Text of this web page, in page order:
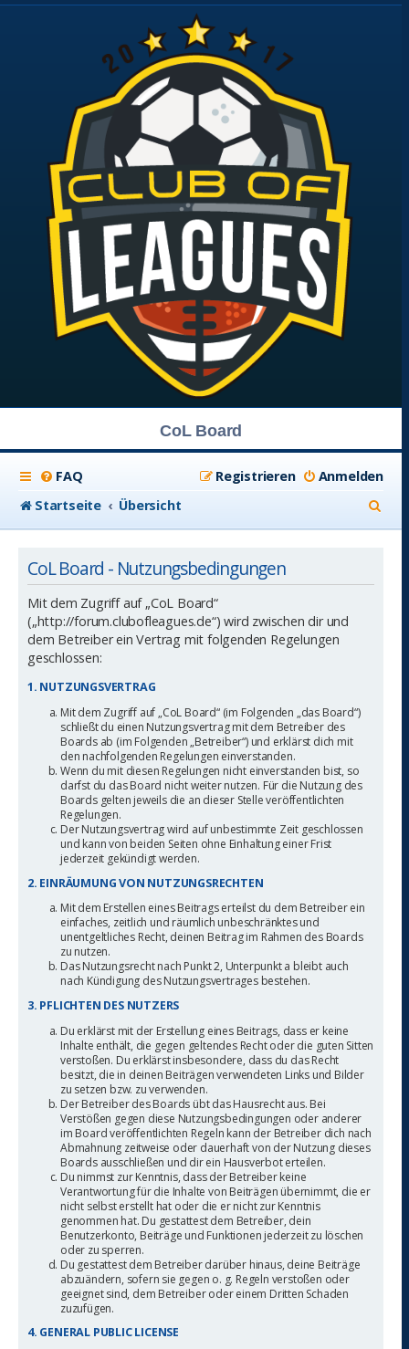
CoL Board
FAQ Anmelden
Registrieren
Startseite
Übersicht
u
CoL Board - Nutzungsbedingungen
Mit dem Zugriff auf „CoL Board“
(„http://forum.clubofleagues.de“) wird zwischen dir und
dem Betreiber ein Vertrag mit folgenden Regelungen
geschlossen:
1. NUTZUNGSVERTRAG
Mit dem Zugriff auf „CoL Board“ (im Folgenden „das Board“)
schließt du einen Nutzungsvertrag mit dem Betreiber des
Boards ab (im Folgenden „Betreiber“) und erklärst dich mit
den nachfolgenden Regelungen einverstanden.
Wenn du mit diesen Regelungen nicht einverstanden bist, so
darfst du das Board nicht weiter nutzen. Für die Nutzung des
Boards gelten jeweils die an dieser Stelle veröffentlichten
Regelungen.
Der Nutzungsvertrag wird auf unbestimmte Zeit geschlossen
und kann von beiden Seiten ohne Einhaltung einer Frist
jederzeit gekündigt werden.
2. EINRÄUMUNG VON NUTZUNGSRECHTEN
Mit dem Erstellen eines Beitrags erteilst du dem Betreiber ein
einfaches, zeitlich und räumlich unbeschränktes und
unentgeltliches Recht, deinen Beitrag im Rahmen des Boards
zu nutzen.
Das Nutzungsrecht nach Punkt 2, Unterpunkt a bleibt auch
nach Kündigung des Nutzungsvertrages bestehen.
3. PFLICHTEN DES NUTZERS
Du erklärst mit der Erstellung eines Beitrags, dass er keine
Inhalte enthält, die gegen geltendes Recht oder die guten Sitten
verstoßen. Du erklärst insbesondere, dass du das Recht
besitzt, die in deinen Beiträgen verwendeten Links und Bilder
zu setzen bzw. zu verwenden.
Der Betreiber des Boards übt das Hausrecht aus. Bei
Verstößen gegen diese Nutzungsbedingungen oder anderer
im Board veröffentlichten Regeln kann der Betreiber dich nach
Abmahnung zeitweise oder dauerhaft von der Nutzung dieses
Boards ausschließen und dir ein Hausverbot erteilen.
Du nimmst zur Kenntnis, dass der Betreiber keine
Verantwortung für die Inhalte von Beiträgen übernimmt, die er
nicht selbst erstellt hat oder die er nicht zur Kenntnis
genommen hat. Du gestattest dem Betreiber, dein
Benutzerkonto, Beiträge und Funktionen jederzeit zu löschen
oder zu sperren.
Du gestattest dem Betreiber darüber hinaus, deine Beiträge
abzuändern, sofern sie gegen o. g. Regeln verstoßen oder
geeignet sind, dem Betreiber oder einem Dritten Schaden
zuzufügen.
4. GENERAL PUBLIC LICENSE